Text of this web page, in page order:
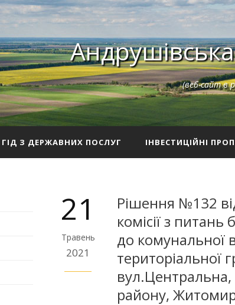
(веб-сайт в
ГІД З ДЕРЖАВНИХ ПОСЛУГ ІНВЕСТИЦІЙНІ
21
Травень
2021
Рішення №132
комісії з
до комунальної
територіальної
вул.Центральна,
району,